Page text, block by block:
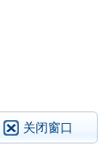
关闭窗口